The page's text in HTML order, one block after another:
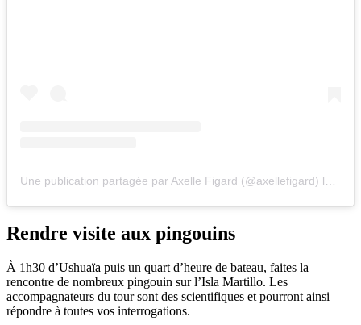
Une publication partagée par Axelle Figard (@axellefigard) le
Rendre visite aux pingouins
À 1h30 d’Ushuaïa puis un quart d’heure de bateau, faites la
rencontre de nombreux pingouin sur l’Isla Martillo. Les
accompagnateurs du tour sont des scientifiques et pourront ainsi
répondre à toutes vos interrogations.